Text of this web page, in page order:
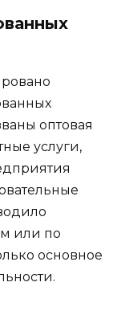
оптовая
услуги,
или по
основное